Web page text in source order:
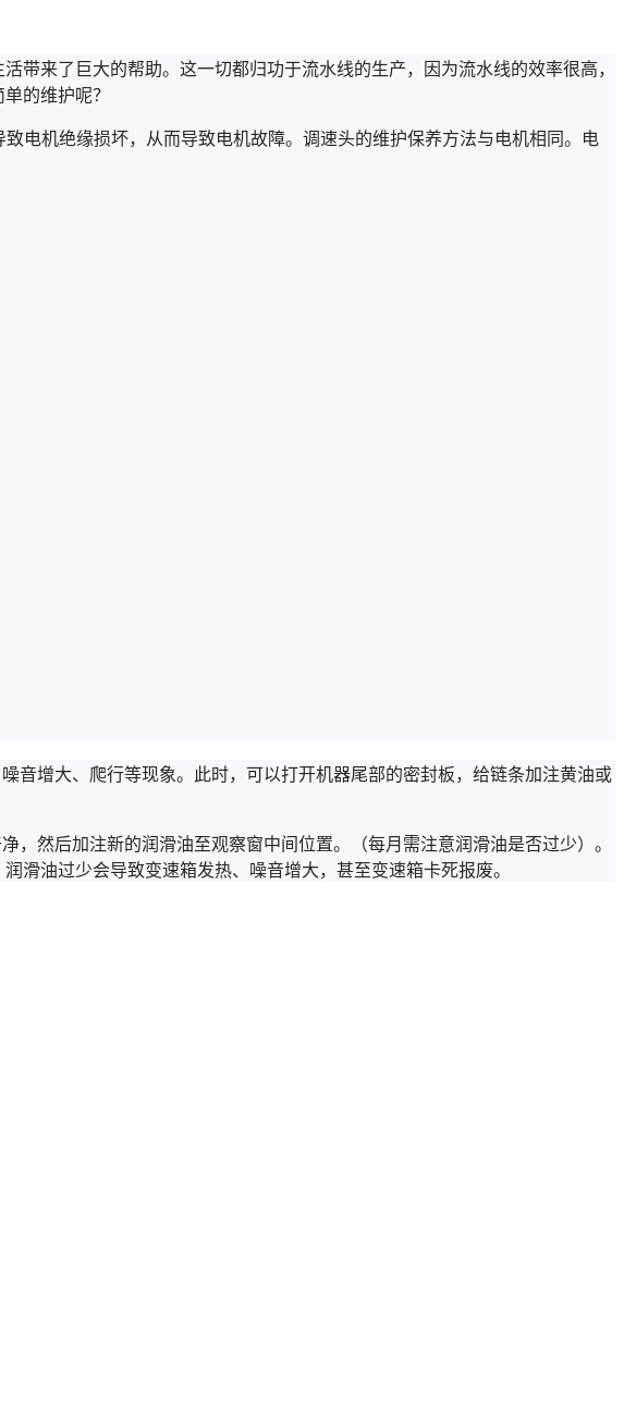
带来了巨大的帮助。这一切都归功于流水线的生产，因为流水线的效率很高，
的维护呢？
电机绝缘损坏，从而导致电机故障。调速头的维护保养方法与电机相同。电
音增大、爬行等现象。此时，可以打开机器尾部的密封板，给链条加注黄油或
然后加注新的润滑油至观察窗中间位置。（每月需注意润滑油是否过少）。
滑油过少会导致变速箱发热、噪音增大，甚至变速箱卡死报废。